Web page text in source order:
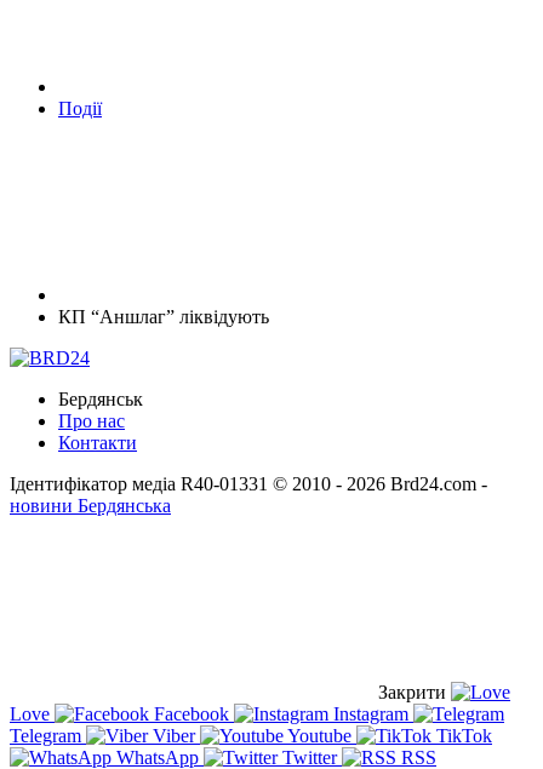
Події
КП “Аншлаг” ліквідують
Бердянськ
Про нас
Контакти
Ідентифікатор медіа R40-01331 © 2010 - 2026 Brd24.com -
новини Бердянська
Закрити
Love
Facebook
Instagram
Telegram
Viber Youtube
TikTok
WhatsApp
Twitter RSS